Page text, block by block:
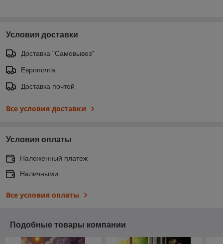
Условия доставки
Доставка "Самовывоз"
Европочта
Доставка почтой
Все условия доставки
Условия оплаты
Наложенный платеж
Наличными
Все условия оплаты
Подобные товары компании